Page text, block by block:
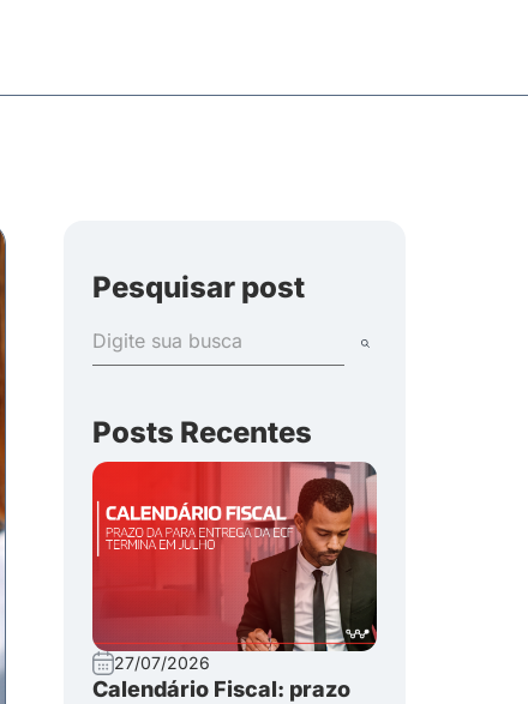
Pesquisar post
Posts Recentes
27/07/2026
Calendário Fiscal: prazo